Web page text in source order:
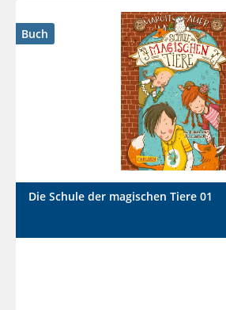
Buch
Die Schule der magischen Tiere 01